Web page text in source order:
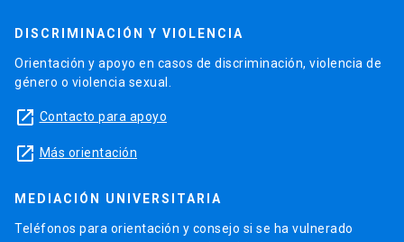
DISCRIMINACIÓN Y VIOLENCIA
Orientación y apoyo en casos de discriminación, violencia de
género o violencia sexual.
launch Contacto para apoyo
launch Más orientación
MEDIACIÓN UNIVERSITARIA
Teléfonos para orientación y consejo si se ha vulnerado